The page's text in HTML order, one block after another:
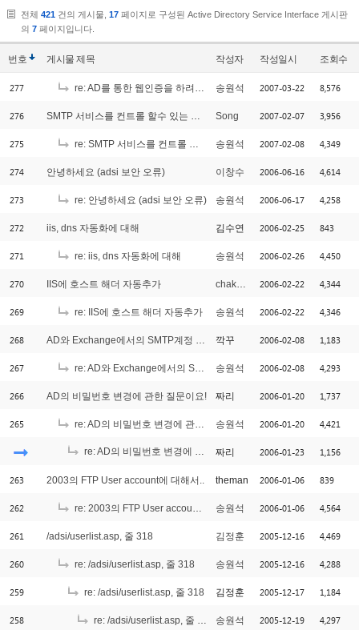
전체 421 건의 게시물, 17 페이지로 구성된 Active Directory Service Interface 게시판
의 7 페이지입니다.
번호 게시물제목 작성자 작성일시 조회수
277 re: AD를 통한 웹인증을 하려는데요 송원석 2007-03-22 8,576
276 SMTP 서비스를 컨트롤 할수 있는 방법 좀 알고 싶습니다. Song 2007-02-07 3,956
275 re: SMTP 서비스를 컨트롤 할수 있는 방법 좀 알고 싶습니다. 송원석 2007-02-08 4,349
274 안녕하세요 (adsi 보안 오류) 이창수 2006-06-16 4,614
273 re: 안녕하세요 (adsi 보안 오류) 송원석 2006-06-17 4,258
272 iis, dns 자동화에 대해 김수연 2006-02-25 843
271 re: iis, dns 자동화에 대해 송원석 2006-02-26 4,450
270 IIS에 호스트 해더 자동추가 chakankim 2006-02-22 4,344
269 re: IIS에 호스트 해더 자동추가 송원석 2006-02-22 4,346
268 AD와 Exchange에서의 SMTP계정 추가 깍꾸 2006-02-08 1,183
267 re: AD와 Exchange에서의 SMTP계정 추가 송원석 2006-02-08 4,293
266 AD의 비밀번호 변경에 관한 질문이요! 짜리 2006-01-20 1,737
265 re: AD의 비밀번호 변경에 관한 질문이요! 송원석 2006-01-20 4,421
re: AD의 비밀번호 변경에 관한 질문이요! [1]
짜리 2006-01-23 1,156
263 2003의 FTP User account에 대해서.. theman 2006-01-06 839
262 re: 2003의 FTP User account에 대해서.. 송원석 2006-01-06 4,564
261 /adsi/userlist.asp, 줄 318 김정훈 2005-12-16 4,469
260 re: /adsi/userlist.asp, 줄 318 송원석 2005-12-16 4,288
259 re: /adsi/userlist.asp, 줄 318 김정훈 2005-12-17 1,184
258 re: /adsi/userlist.asp, 줄 318 송원석 2005-12-19 4,297